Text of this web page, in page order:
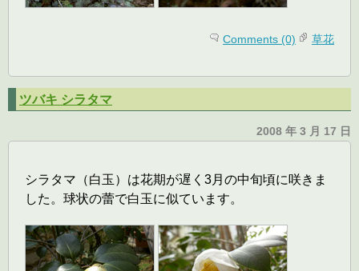
Comments (0) 草花
ツバキ シラタマ
2008 年 3 月 17 日
シラタマ（白玉）は花期が遅く3月の中旬頃に咲きま
した。球状の蕾で白玉に似ています。